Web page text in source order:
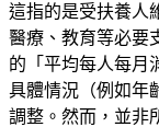
這指的是受扶養人
醫療、教育等必要
的「平均每人每月
具體情況（例如年
調整。然而，並非